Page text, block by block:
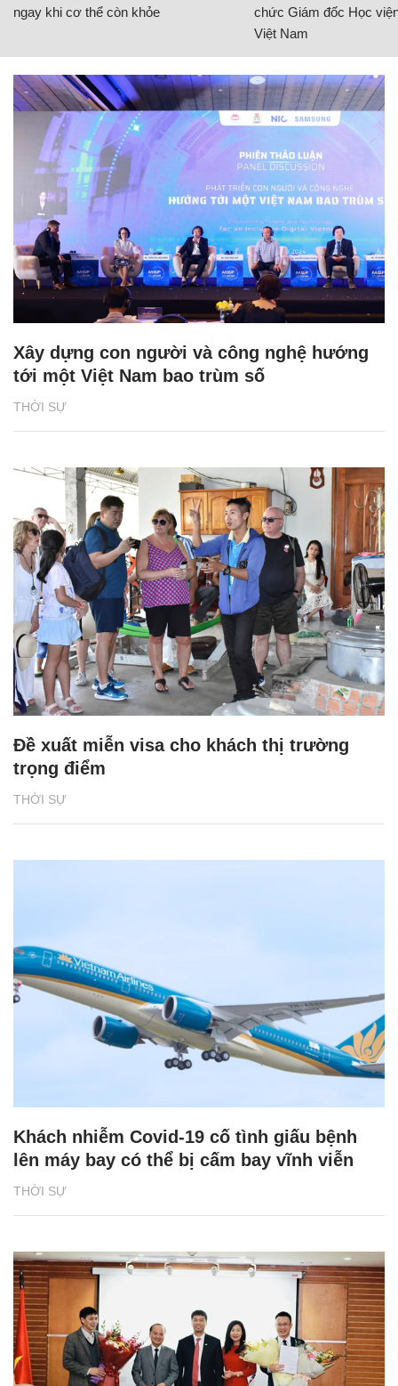
ngay khi cơ thể còn khỏe
chức Giám đốc Học
Việt Nam
THỜI SỰ
Xây dựng con người và công nghệ hướng
tới một Việt Nam bao trùm số
THỜI SỰ
Đề xuất miễn visa cho khách thị trường
trọng điểm
THỜI SỰ
Khách nhiễm Covid-19 cố tình giấu bệnh
lên máy bay có thể bị cấm bay vĩnh viễn